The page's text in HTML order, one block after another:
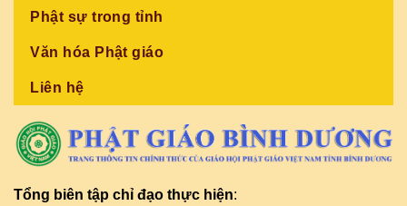
Phật sự trong tỉnh
Văn hóa Phật giáo
Liên hệ
Tổng biên tập chỉ đạo thực hiện: